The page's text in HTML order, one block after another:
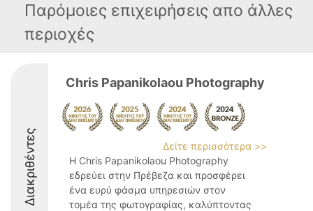
Παρόμοιες επιχειρήσεις απο άλλες
περιοχές
Διακριθέντες
Chris Papanikolaou Photography
Δείτε περισσότερα >>
Η Chris Papanikolaou Photography
εδρεύει στην Πρέβεζα και προσφέρει
ένα ευρύ φάσμα υπηρεσιών στον
τομέα της φωτογραφίας, καλύπτοντας